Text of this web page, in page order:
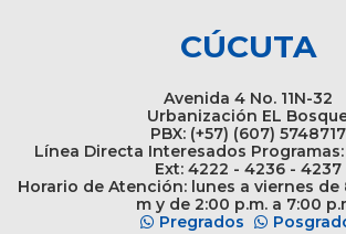
CÚCUTA
Avenida 4 No. 11N-32
Urbanización EL
PBX: (+57) (607) 5748717
Línea Directa Interesados Programas:
Ext: 4222 - 4236 - 4237
Horario de Atención: lunes a viernes de
m y de 2:00 p.m. a 7:00
Pregrados